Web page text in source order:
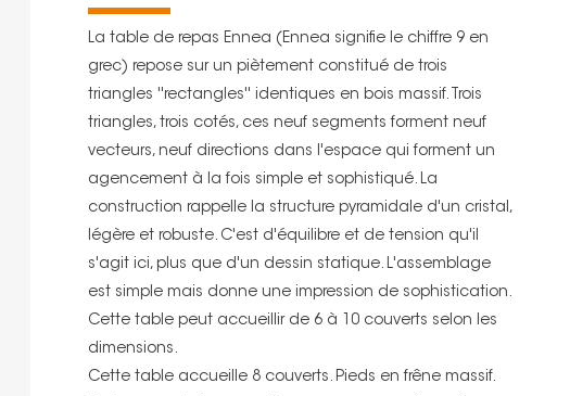
La table de repas Ennea (Ennea signifie le chiffre 9 en
grec) repose sur un piètement constitué de trois
triangles ''rectangles'' identiques en bois massif. Trois
triangles, trois cotés, ces neuf segments forment neuf
vecteurs, neuf directions dans l'espace qui forment un
agencement à la fois simple et sophistiqué. La
construction rappelle la structure pyramidale d'un cristal,
légère et robuste. C'est d'équilibre et de tension qu'il
s'agit ici, plus que d'un dessin statique. L'assemblage
est simple mais donne une impression de sophistication.
Cette table peut accueillir de 6 à 10 couverts selon les
dimensions.
Cette table accueille 8 couverts. Pieds en frêne massif.